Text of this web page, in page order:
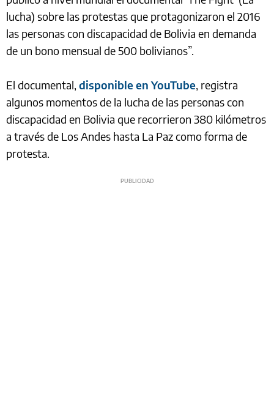
lucha) sobre las protestas que protagonizaron el 2016
las personas con discapacidad de Bolivia en demanda
de un bono mensual de 500 bolivianos”.
El documental, disponible en YouTube, registra
algunos momentos de la lucha de las personas con
discapacidad en Bolivia que recorrieron 380 kilómetros
a través de Los Andes hasta La Paz como forma de
protesta.